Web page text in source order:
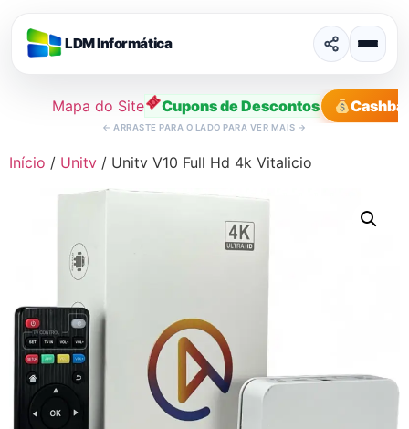
LDM Informática
Mapa do Site Cupons de Descontos
← ARRASTE PARA O LADO PARA VER MAIS →
Início / Unitv / Unitv V10 Full Hd 4k Vitalicio